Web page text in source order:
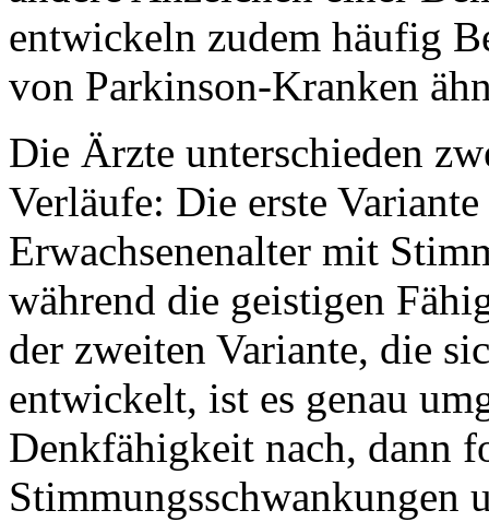
entwickeln zudem häufig
von Parkinson-Kranken
Die Ärzte unterschieden
Verläufe: Die erste
Erwachsenenalter mit
während die geistigen
der zweiten Variante, die
entwickelt, ist es genau
Denkfähigkeit nach, dann
Stimmungsschwankungen